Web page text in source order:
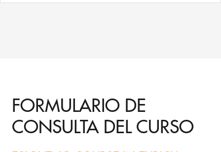
FORMULARIO DE
CONSULTA DEL CURSO